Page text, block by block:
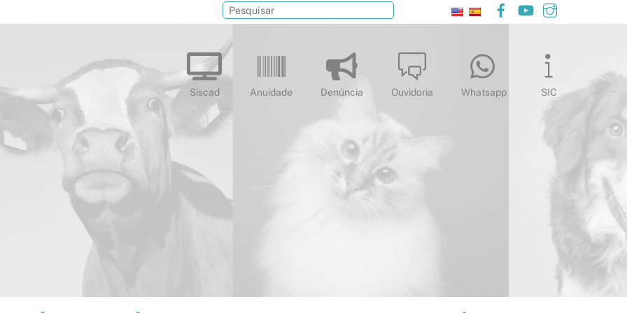
Facebook
YouTube
Siscad Anuidade Denúncia Ouvidoria Whatsapp SIC